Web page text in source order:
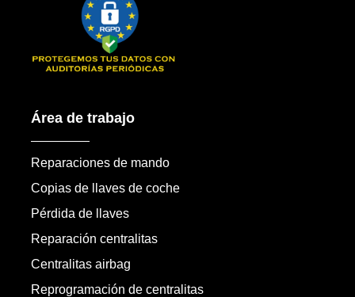
Área de trabajo
Reparaciones de mando
Copias de llaves de coche
Pérdida de llaves
Reparación centralitas
Centralitas airbag
Reprogramación de centralitas